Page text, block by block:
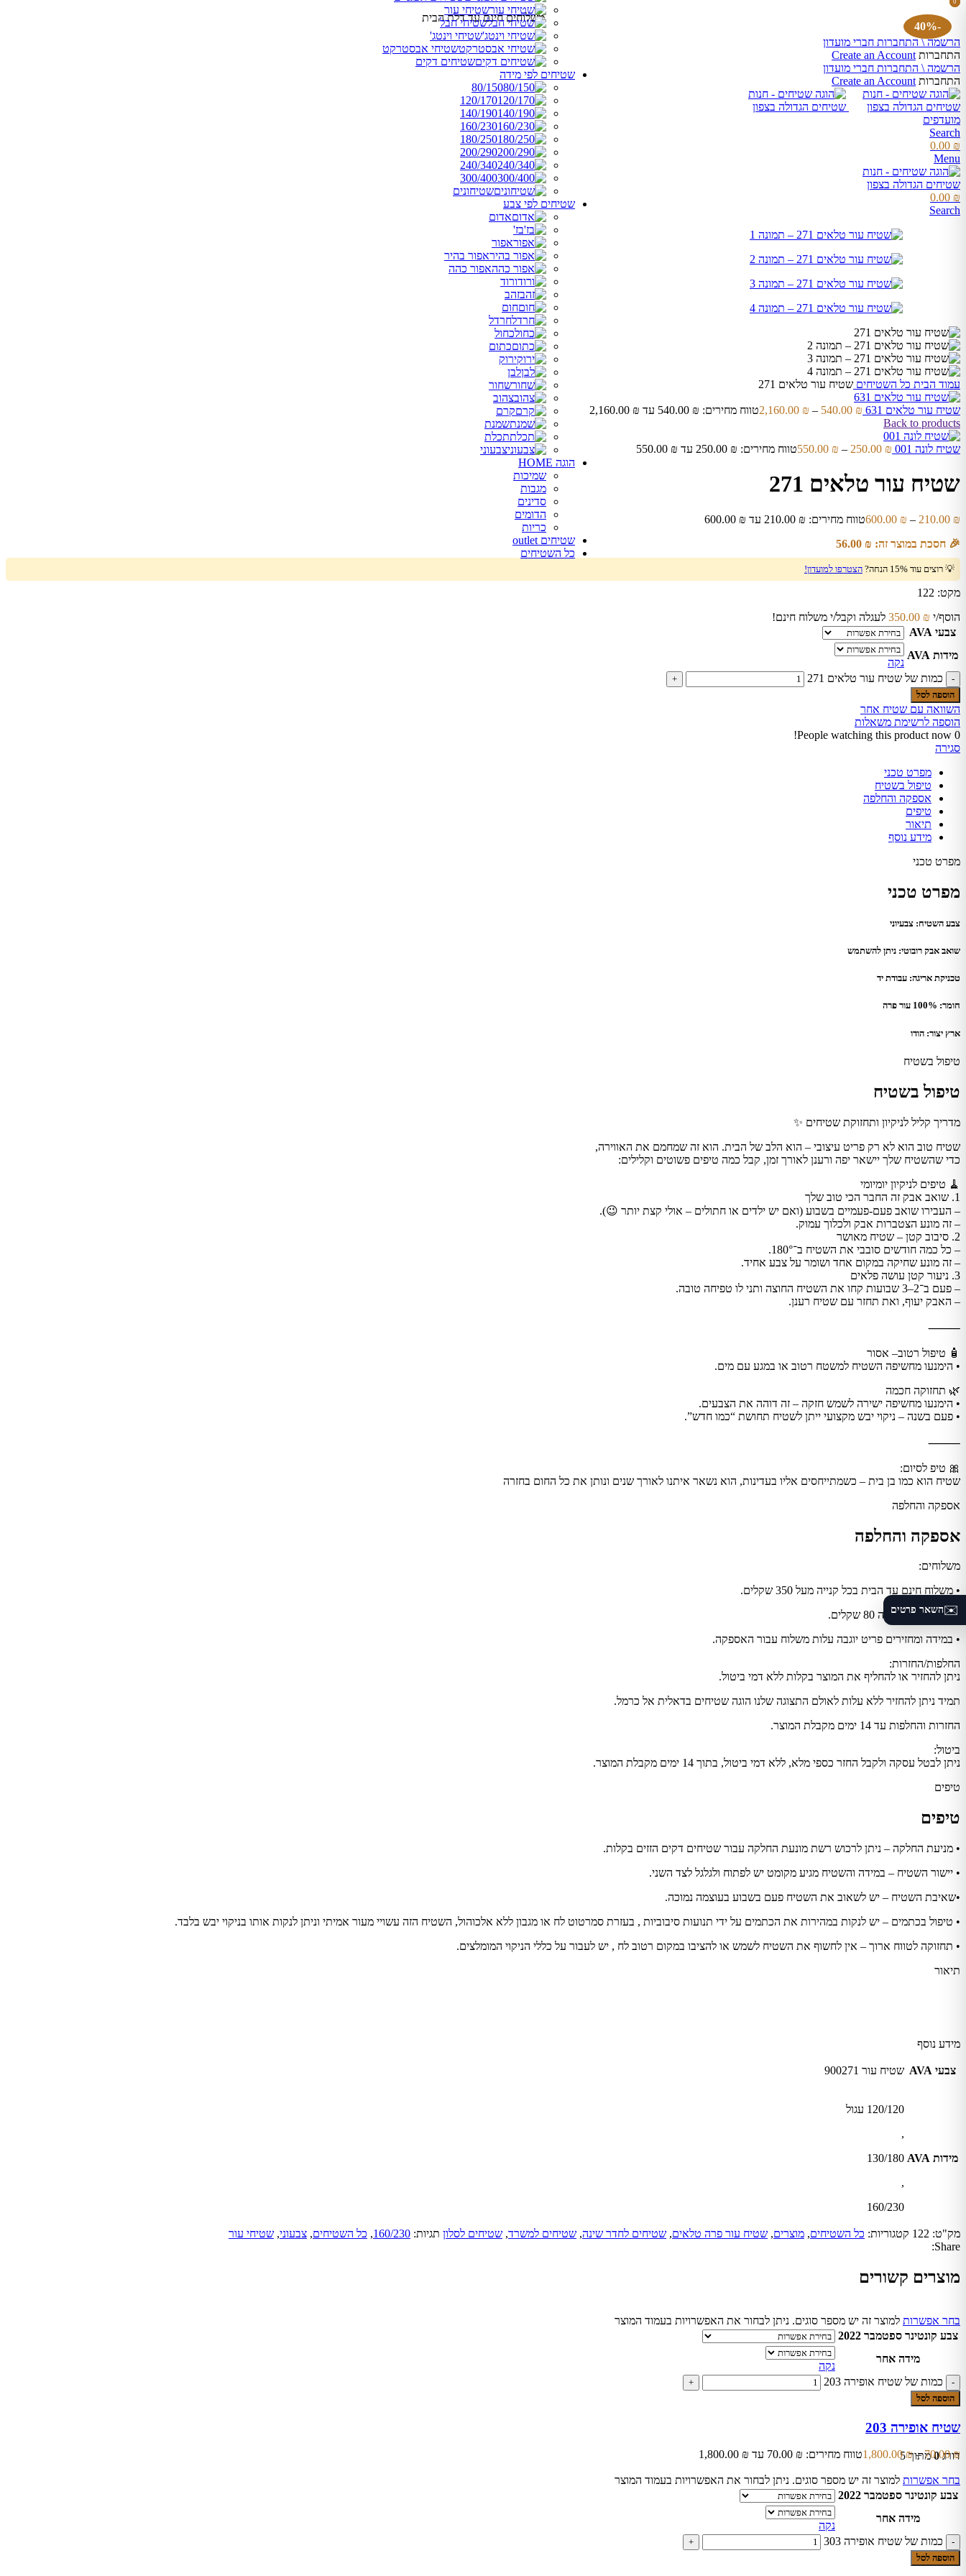
משלוחים חינם עד דלת הבית
הרשמה \ התחברות חברי מועדון
התחברות Create an Account
הרשמה \ התחברות חברי מועדון
התחברות Create an Account
מועדפים
Search
0
0.00 ₪
Menu
0
0.00 ₪
Search
שטיחי עור
שטיחי חבל
שטיחי וינטג'
שטיחי אבסטרקט
שטיחים דקים
שטיחים לפי מידה
80/150
120/170
140/190
160/230
180/250
200/290
240/340
300/400
שטיחונים
שטיחים לפי צבע
אדום
בז'
אפור
אפור בהיר
אפור כהה
ורוד
זהב
חום
חרדל
כחול
כתום
ירוק
לבן
שחור
צהוב
קרם
שמנת
תכלת
צבעוני
הוגה HOME
שמיכות
מגבות
סדינים
הדומים
כריות
שטיחים outlet
כל השטיחים
-40%
עמוד הבית כל השטיחים שטיח עור טלאים 271
שטיח עור טלאים 631 540.00 ₪
–
2,160.00 ₪
טווח מחירים: ⁦540.00 ₪⁩ עד ⁦2,160.00 ₪⁩
Back to products
שטיח לונה 001 250.00 ₪
–
550.00 ₪ טווח מחירים: ⁦250.00 ₪⁩ עד ⁦550.00 ₪⁩
שטיח עור טלאים 271
210.00 ₪
–
600.00 ₪
טווח מחירים: ⁦210.00 ₪⁩ עד ⁦600.00 ₪⁩
🎉 חסכת במוצר זה:
56.00 ₪
💡 רוצים עוד 15% הנחה? הצטרפו למועדון!
מקט: 122
הוסף/י
350.00 ₪
לעגלה וקבל/י משלוח חינם!
צבעי AVA
מידות AVA
נקה
כמות של שטיח עור טלאים 271
הוספה לסל
השוואה עם שטיח אחר
הוספה לרשימת משאלות
0
People watching this product now!
סגירה
מפרט טכני
טיפול בשטיח
אספקה והחלפה
טיפים
תיאור
מידע נוסף
מפרט טכני
מפרט טכני
צבע השטיח: צבעיוני
שואב אבק רובוטי: ניתן להשתמש
טכניקת אריגה: עבודת יד
חומר: 100% עור פרה
ארץ יצור: הודו
טיפול בשטיח
טיפול בשטיח
מדריך קליל לניקיון ותחזוקת שטיחים ✨
שטיח טוב הוא לא רק פריט עיצובי – הוא הלב של הבית. הוא זה שמחמם את האווירה,
כדי שהשטיח שלך יישאר יפה ורענן לאורך זמן, קבל כמה טיפים פשוטים וקלילים:
🧹 טיפים לניקיון יומיומי
1. שואב אבק זה החבר הכי טוב שלך
– העבירו שואב פעם-פעמיים בשבוע (ואם יש ילדים או חתולים – אולי קצת יותר 😉).
– זה מונע הצטברות אבק ולכלוך עמוק.
2. סיבוב קטן – שטיח מאושר
– כל כמה חודשים סובבי את השטיח ב־180°.
– זה מונע שחיקה במקום אחד ושומר על צבע אחיד.
3. ניעור קטן עושה פלאים
– פעם ב־2–3 שבועות קחו את השטיח החוצה ותני לו טפיחה טובה.
– האבק יעוף, ואת תחזר עם שטיח רענן.
⸻
🧴 טיפול רטוב– אסור
• הימנעו מחשיפה השטיח למשטח רטוב או במגע עם מים.
🌿 תחזוקה חכמה
• הימנעו מחשיפה ישירה לשמש חזקה – זה דוהה את הצבעים.
• פעם בשנה – ניקוי יבש מקצועי ייתן לשטיח תחושת “כמו חדש”.
⸻
🎀 טיפ לסיום:
שטיח הוא כמו בן בית – כשמתייחסים אליו בעדינות, הוא נשאר איתנו לאורך שנים ונותן את כל החום בחזרה
אספקה והחלפה
אספקה והחלפה
משלוחים:
• משלוח חינם עד הבית בכל קנייה מעל 350 שקלים.
• עלות משלוח הינה 80 שקלים.
• במידה ומחזירים פריט יוגבה עלות משלוח עבור האספקה.
החלפות/החזרות:
ניתן להחזיר או להחליף את המוצר בקלות ללא דמי ביטול.
תמיד ניתן להחזיר ללא עלות לאולם התצוגה שלנו הוגה שטיחים בדאלית אל כרמל.
החזרות והחלפות עד 14 ימים מקבלת המוצר.
ביטול:
ניתן לבטל עסקה ולקבל החזר כספי מלא, ללא דמי ביטול, בתוך 14 ימים מקבלת המוצר.
טיפים
טיפים
• מניעת החלקה – ניתן לרכוש רשת מונעת החלקה עבור שטיחים דקים הזזים בקלות.
• יישור השטיח – במידה והשטיח מגיע מקומט יש לפתוח ולגלגל לצד השני.
•שאיבת השטיח – יש לשאוב את השטיח פעם בשבוע בעוצמה נמוכה.
• טיפול בכתמים – יש לנקות במהירות את הכתמים על ידי תנועות סיבוביות , בעזרת סמרטוט לח או מגבון ללא אלכוהול, השטיח הזה עשויי מעור אמיתי וניתן לנקות אותו בניקוי יבש בלבד.
• תחזוקה לטווח ארוך – אין לחשוף את השטיח לשמש או להציבו במקום רטוב לח , יש לעבור על כללי הניקוי המומלצים.
תיאור
מידע נוסף
צבעי AVA שטיח עור 900271
מידות AVA
120/120 עגול
,
130/180
,
160/230
מק"ט: 122 קטגוריות: כל השטיחים, מוצרים, שטיח עור פרה טלאים, שטיחים לחדר שינה, שטיחים למשרד, שטיחים לסלון תגיות: 160/230
, כל השטיחים, צבעוני, שטיחי עור
Share:
מוצרים קשורים
בחר אפשרות למוצר זה יש מספר סוגים. ניתן לבחור את האפשרויות בעמוד המוצר
צבע קונטינר ספטמבר 2022
מידה אחר
נקה
כמות של שטיח אופירה 203
הוספה לסל
שטיח אופירה 203
דורג0מתוך 570.00₪
–
1,800.00₪ טווח מחירים: ⁦70.00 ₪⁩ עד ⁦1,800.00 ₪⁩
בחר אפשרות למוצר זה יש מספר סוגים. ניתן לבחור את האפשרויות בעמוד המוצר
צבע קונטינר ספטמבר 2022
מידה אחר
נקה
כמות של שטיח אופירה 303
הוספה לסל
✉️
השאר פרטים
שם מלא
טלפון
אימייל